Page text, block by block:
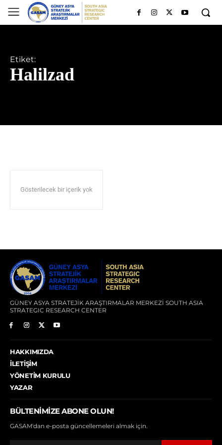
Etiket:
Halilzad
Gösterilecek bir içerik yok
GÜNEY ASYA STRATEJİK ARAŞTIRMALAR MERKEZİ SOUTH ASIA
STRATEGIC RESEARCH CENTER
HAKKIMIZDA
İLETIŞIM
YÖNETIM KURULU
YAZAR
BÜLTENIMIZE ABONE OLUN!
GASAM'dan e-posta güncellemeleri almak için.